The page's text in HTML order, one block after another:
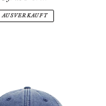
AUSVERKAUFT